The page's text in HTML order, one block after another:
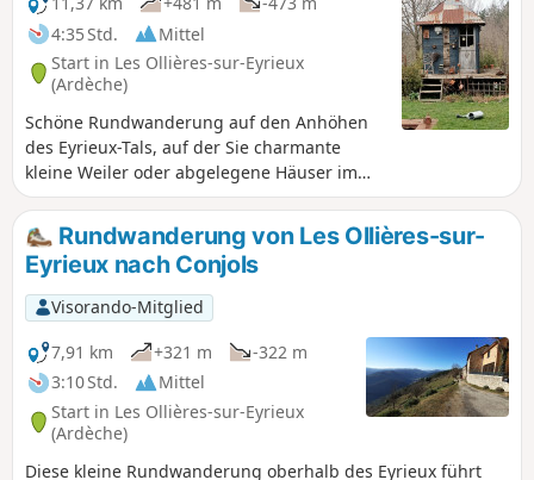
4:35 Std.
Mittel
Start in Les Ollières-sur-Eyrieux
(Ardèche)
Schöne Rundwanderung auf den Anhöhen
des Eyrieux-Tals, auf der Sie charmante
kleine Weiler oder abgelegene Häuser im
typischen Stil der Ardèche entdecken
können.Rundwanderung von Les Ollières-sur-
Eyrieux nach Conjols
Visorando-Mitglied
7,91 km
+321 m
-322 m
3:10 Std.
Mittel
Start in Les Ollières-sur-Eyrieux
(Ardèche)
Diese kleine Rundwanderung oberhalb des Eyrieux führt